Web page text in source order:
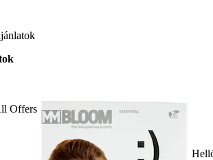
Offers